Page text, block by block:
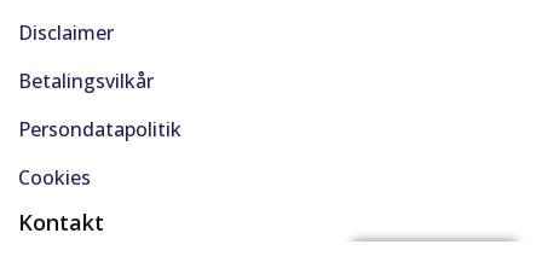
Disclaimer
Betalingsvilkår
Persondatapolitik
Cookies
Kontakt